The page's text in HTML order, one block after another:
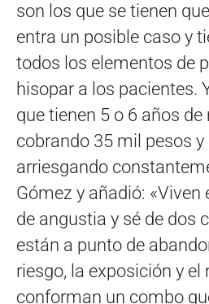
son los que se tienen
entra un posible caso y
todos los elementos de
hisopar a los pacientes.
que tienen 5 o 6 años
cobrando 35 mil pesos y
arriesgando
Gómez y añadió: «Viven
de angustia y sé de dos
están a punto de
riesgo, la exposición y el
conforman un combo